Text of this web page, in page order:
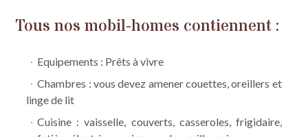
Appartements / Studios Services
Activités & Alentours Contact & situation
Tous nos mobil-homes contiennent :
Equipements : Prêts à vivre
Chambres : vous devez amener couettes, oreillers et
linge de lit
Cuisine : vaisselle, couverts, casseroles, frigidaire,